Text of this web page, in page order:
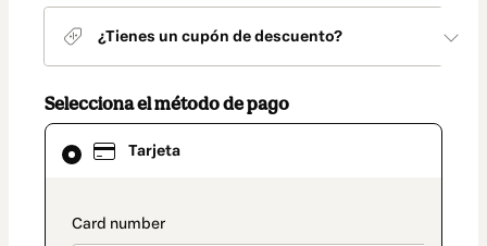
¿Tienes un cupón de descuento?
Selecciona el método de pago
Tarjeta
payment_data.section_title_v2
El
método
seleccionado